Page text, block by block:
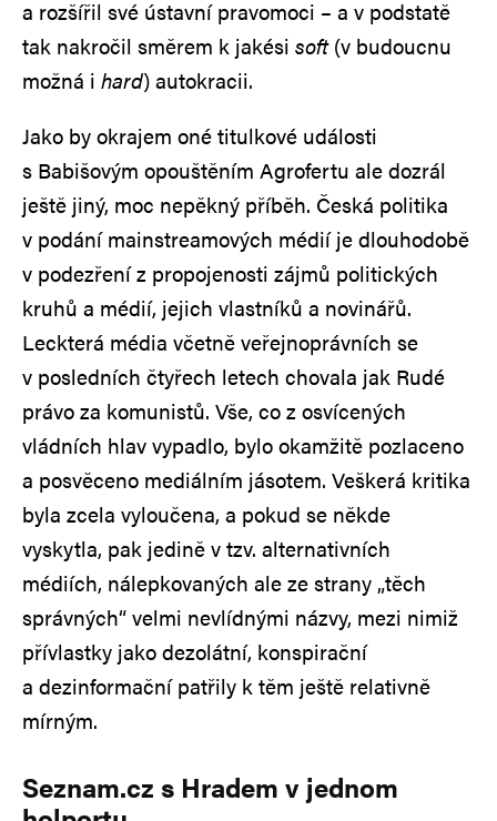
a rozšířil své ústavní pravomoci – a v podstatě
tak nakročil směrem k jakési soft(v budoucnu
možná i hard) autokracii.
Jako by okrajem oné titulkové události
s Babišovým opouštěním Agrofertu ale dozrál
ještě jiný, moc nepěkný příběh. Česká politika
v podání mainstreamových médií je dlouhodobě
v podezření z propojenosti zájmů politických
kruhů a médií, jejich vlastníků a novinářů.
Leckterá média včetně veřejnoprávních se
v posledních čtyřech letech chovala jak Rudé
právo za komunistů. Vše, co z osvícených
vládních hlav vypadlo, bylo okamžitě pozlaceno
a posvěceno mediálním jásotem. Veškerá kritika
byla zcela vyloučena, a pokud se někde
vyskytla, pak jedině v tzv. alternativních
médiích, nálepkovaných ale ze strany „těch
správných“ velmi nevlídnými názvy, mezi nimiž
přívlastky jako dezolátní, konspirační
a dezinformační patřily k těm ještě relativně
mírným.
Seznam.cz s Hradem v jednom